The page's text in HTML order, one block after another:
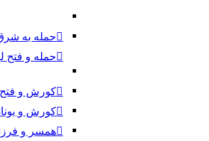
حمله به
حمله و فتح
کورش و فتح
کورش و
همسر و